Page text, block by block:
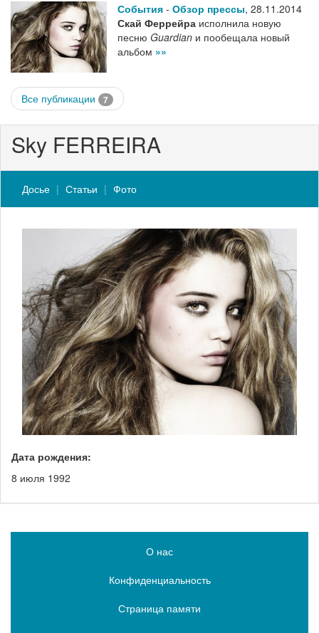
События - Обзор прессы, 28.11.2014
Скай Феррейра исполнила новую
песню Guardian и пообещала новый
альбом »»
Все публикации 7
Sky FERREIRA
Досье Статьи Фото
Дата рождения:
8 июля 1992
О нас
Конфиденциальность
Страница памяти